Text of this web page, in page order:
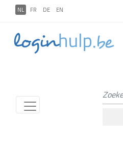
NL FR DE EN